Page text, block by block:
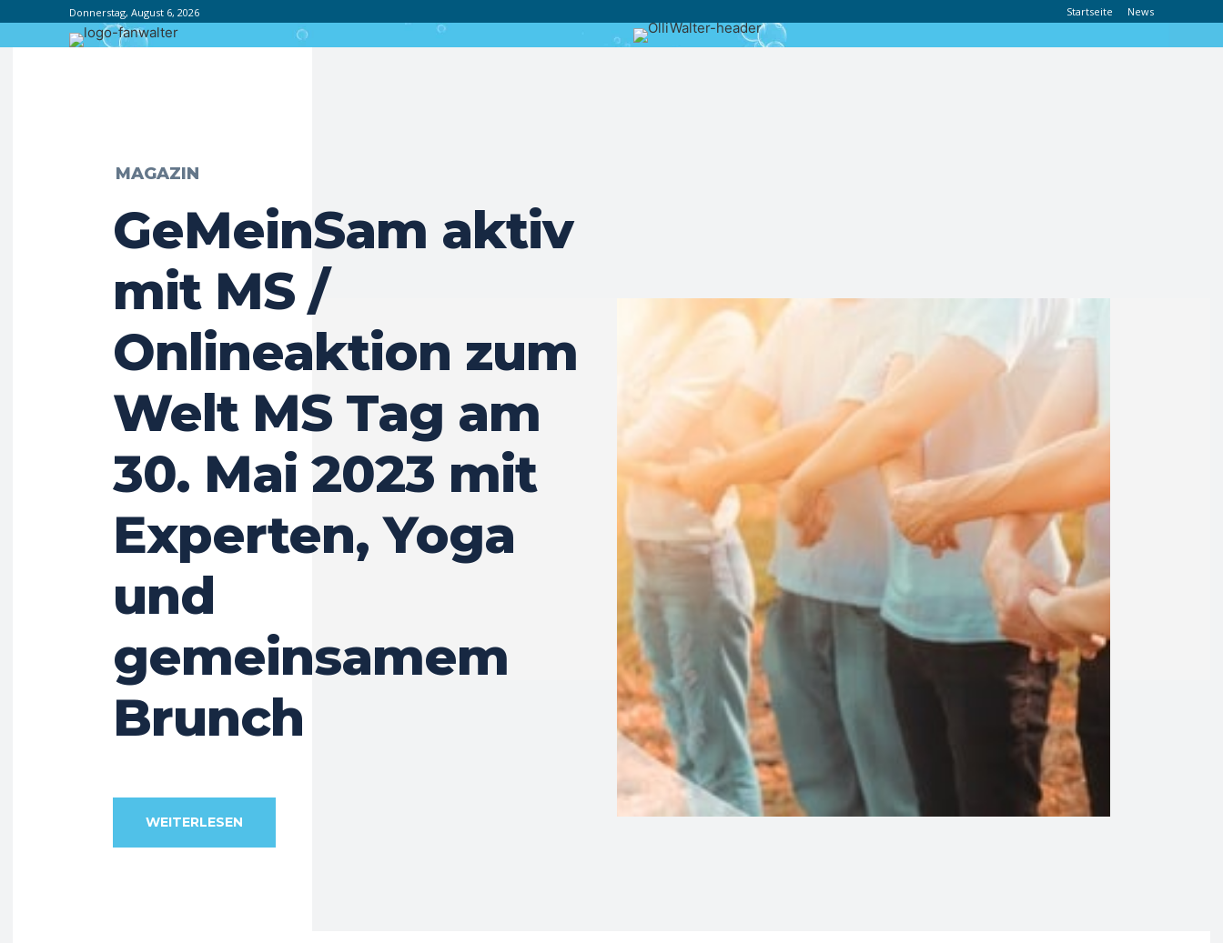
Donnerstag, August 6, 2026 Startseite News
MAGAZIN
GeMeinSam aktiv
mit MS /
Onlineaktion zum
Welt MS Tag am
30. Mai 2023 mit
Experten, Yoga
und
gemeinsamem
Brunch
WEITERLESEN